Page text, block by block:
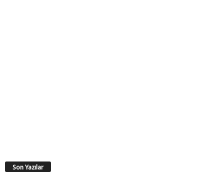
Son Yazılar